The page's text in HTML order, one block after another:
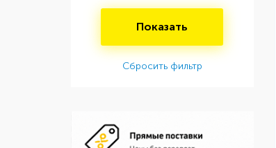
Показать
Сбросить фильтр